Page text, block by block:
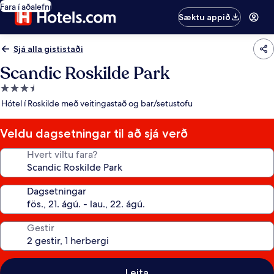
Fara í aðalefni
Sæktu appið
Sjá alla gististaði
Scandic Roskilde Park
3.5
stjörnu
Hótel í Roskilde með veitingastað og bar/setustofu
Veldu dagsetningar til að sjá verð
Hvert viltu fara?
Dagsetningar
Gestir